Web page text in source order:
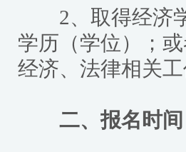
2、取得经济学
学历（学位）；
经济、法律相关工
二、报名时间